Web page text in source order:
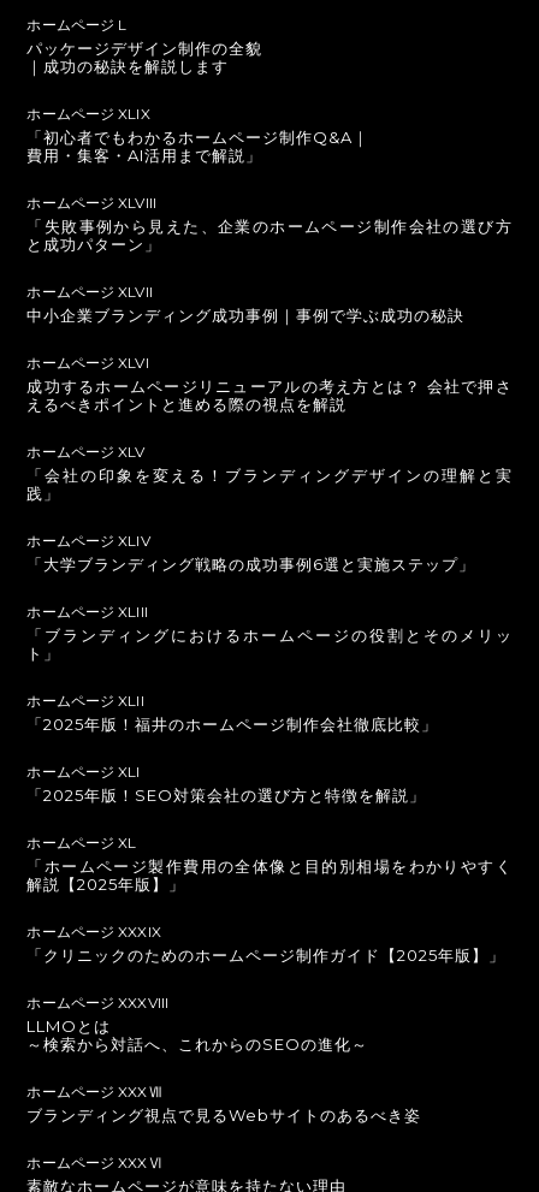
ホームページ L
パッケージデザイン制作の全貌
｜成功の秘訣を解説します
ホームページ XLIX
「初心者でもわかるホームページ制作Q&A｜
費用・集客・AI活用まで解説」
ホームページ XLVIII
「失敗事例から見えた、企業のホームページ制作会社の選び方
と成功パターン」
ホームページ XLVII
中小企業ブランディング成功事例｜事例で学ぶ成功の秘訣
ホームページ XLVI
成功するホームページリニューアルの考え方とは？ 会社で押さ
えるべきポイントと進める際の視点を解説
ホームページ XLV
「会社の印象を変える！ブランディングデザインの理解と実
践」
ホームページ XLIV
「大学ブランディング戦略の成功事例6選と実施ステップ」
ホームページ XLIII
「ブランディングにおけるホームページの役割とそのメリッ
ト」
ホームページ XLII
「2025年版！福井のホームページ制作会社徹底比較」
ホームページ XLI
「2025年版！SEO対策会社の選び方と特徴を解説」
ホームページ XL
「ホームページ製作費用の全体像と目的別相場をわかりやすく
解説【2025年版】」
ホームページ XXXIX
「クリニックのためのホームページ制作ガイド【2025年版】」
ホームページ XXXVIII
LLMOとは
～検索から対話へ、これからのSEOの進化～
ホームページ XXXⅦ
ブランディング視点で見るWebサイトのあるべき姿
ホームページ XXXⅥ
素敵なホームページが意味を持たない理由